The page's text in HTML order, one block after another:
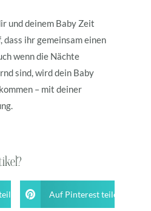
und deinem Baby Zeit
dass ihr gemeinsam einen
wenn die Nächte
sind, wird dein Baby
– mit deiner
Auf Pinterest teilen